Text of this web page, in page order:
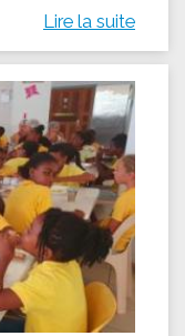
Lire la suite